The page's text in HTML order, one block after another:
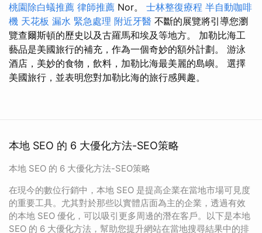
桃園除白蟻推薦 律師推薦 Nor。 士林整復療程 半自動咖啡
機 天花板 漏水 緊急處理 附近牙醫 不斷的展覽將引導您瀏
覽查爾斯頓的歷史以及古羅馬和埃及等地方。 加勒比海工
藝品是美國旅行的補充，作為一個奇妙的額外計劃。 游泳
酒店，美妙的食物，飲料，加勒比海最美麗的島嶼。 選擇
美國旅行，並表明您對加勒比海的旅行感興趣。
本地 SEO 的 6 大優化方法-SEO策略
本地 SEO 的 6 大優化方法-SEO策略
在現今的數位行銷中，本地 SEO 是提高企業在當地市場可見度
的重要工具。尤其對於那些以實體店面為主的企業，透過有效
的本地 SEO 優化，可以吸引更多周邊的潛在客戶。以下是本地
SEO 的 6 大優化方法，幫助您提升網站在當地搜尋結果中的排